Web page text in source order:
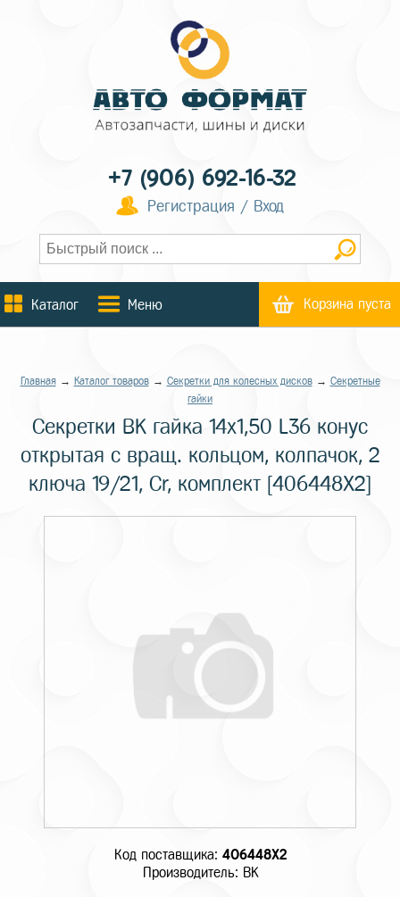
+7 (906) 692-16-32
Регистрация / Вход
Каталог Меню Корзина пуста
Главная→ Каталог товаров→ Секретки для колесных дисков→ Секретные
гайки
Секретки BK гайка 14х1,50 L36 конус
открытая с вращ. кольцом, колпачок, 2
ключа 19/21, Cr, комплект [406448X2]
Код поставщика: 406448X2
Производитель: BK